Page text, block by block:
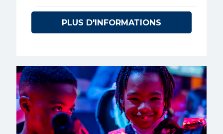
PLUS D'INFORMATIONS